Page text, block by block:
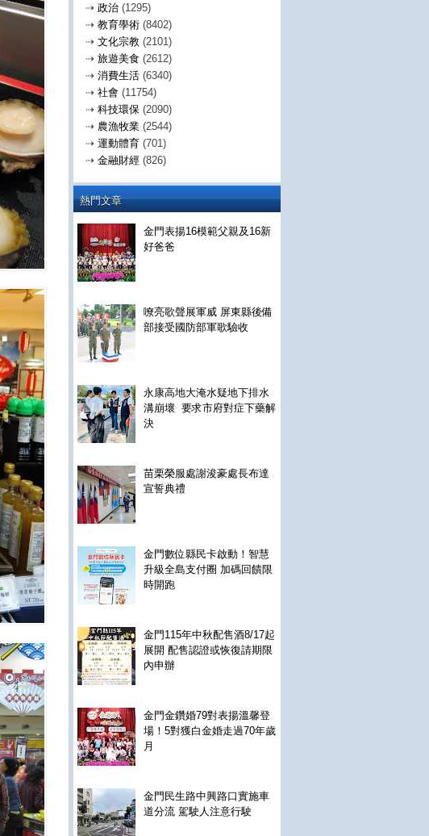
⇢ 政治 (1295)
⇢ 教育學術 (8402)
⇢ 文化宗教 (2101)
⇢ 旅遊美食 (2612)
⇢ 消費生活 (6340)
⇢ 社會 (11754)
⇢ 科技環保 (2090)
⇢ 農漁牧業 (2544)
⇢ 運動體育 (701)
⇢ 金融財經 (826)
熱門文章
金門表揚16模範父親及16新
好爸爸
嘹亮歌聲展軍威 屏東縣後備
部接受國防部軍歌驗收
永康高地大淹水疑地下排水
溝崩壞 要求市府對症下藥解
決
苗栗榮服處謝浚豪處長布達
宣誓典禮
金門數位縣民卡啟動！智慧
升級全島支付圈 加碼回饋限
時開跑
金門115年中秋配售酒8/17起
展開 配售認證或恢復請期限
內申辦
金門金鑽婚79對表揚溫馨登
場！5對獲白金婚走過70年歲
月
金門民生路中興路口實施車
道分流 駕駛人注意行駛